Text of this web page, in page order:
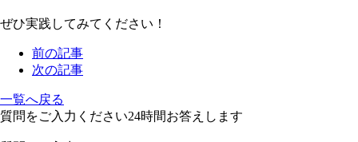
ぜひ実践してみてください！
前の記事
次の記事
一覧へ戻る
質問をご入力ください24時間お答えします